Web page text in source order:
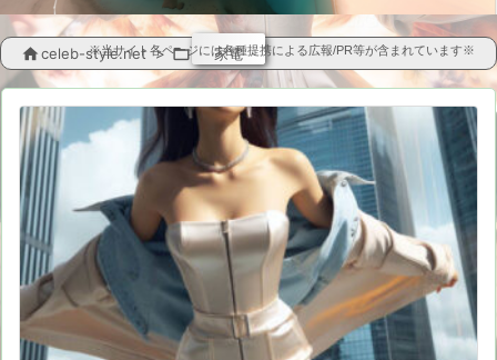

前へ

次へ

検索
celeb-style.net >  家電
※当サイト各ページには各種提携による広報/PR等が含まれています※